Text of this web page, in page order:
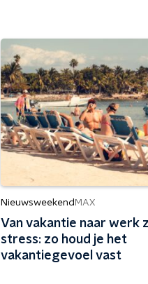
Nieuwsweekend MAX
Van vakantie naar werk
stress: zo houd je het
vakantiegevoel vast